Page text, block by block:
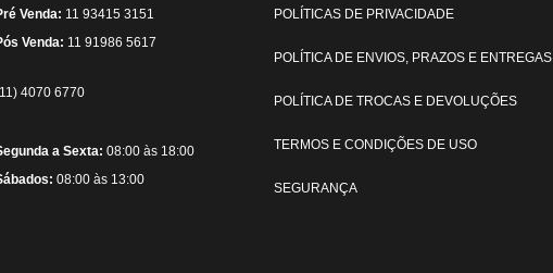
Venda: 11 93415 3151
Venda: 11 91986 5617
4070 6770
a Sexta: 08:00 às 18:00
08:00 às 13:00
POLÍTICAS DE PRIVACIDADE
POLÍTICA DE ENVIOS, PRAZOS E ENTREGAS
POLÍTICA DE TROCAS E DEVOLUÇÕES
TERMOS E CONDIÇÕES DE USO
SEGURANÇA